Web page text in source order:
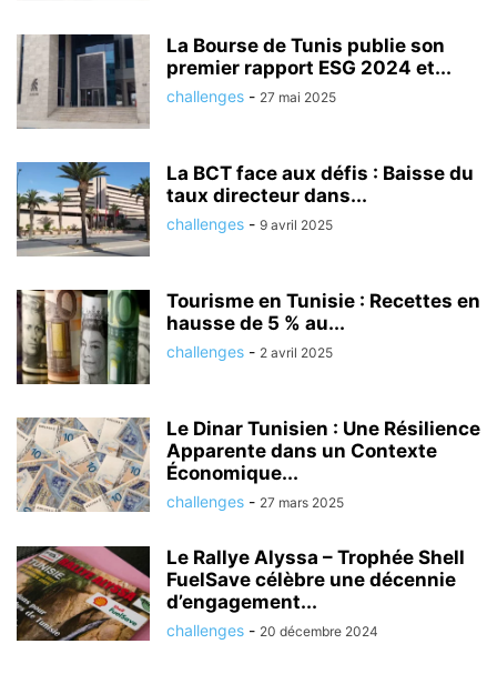
La Bourse de Tunis publie son
premier rapport ESG 2024 et...
challenges - 27 mai 2025
La BCT face aux défis : Baisse du
taux directeur dans...
challenges - 9 avril 2025
Tourisme en Tunisie : Recettes en
hausse de 5 % au...
challenges - 2 avril 2025
Le Dinar Tunisien : Une Résilience
Apparente dans un Contexte
Économique...
challenges - 27 mars 2025
Le Rallye Alyssa – Trophée Shell
FuelSave célèbre une décennie
d’engagement...
challenges - 20 décembre 2024